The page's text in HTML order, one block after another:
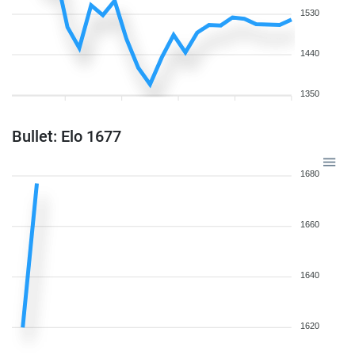
1530
1440
1350
Bullet: Elo 1677
1680
1660
1640
1620